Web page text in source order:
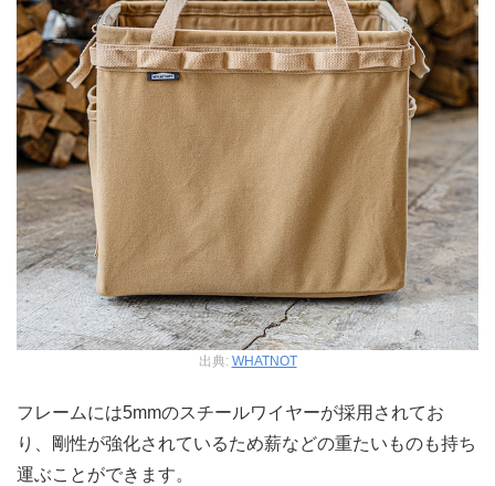
出典: WHATNOT
フレームには5mmのスチールワイヤーが採用されてお
り、剛性が強化されているため薪などの重たいものも持ち
運ぶことができます。